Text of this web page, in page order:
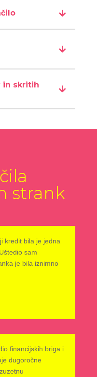
in skritih
strank
kredit bila je jedna
sam
je bila iznimno
financijskih briga i
dugoročne